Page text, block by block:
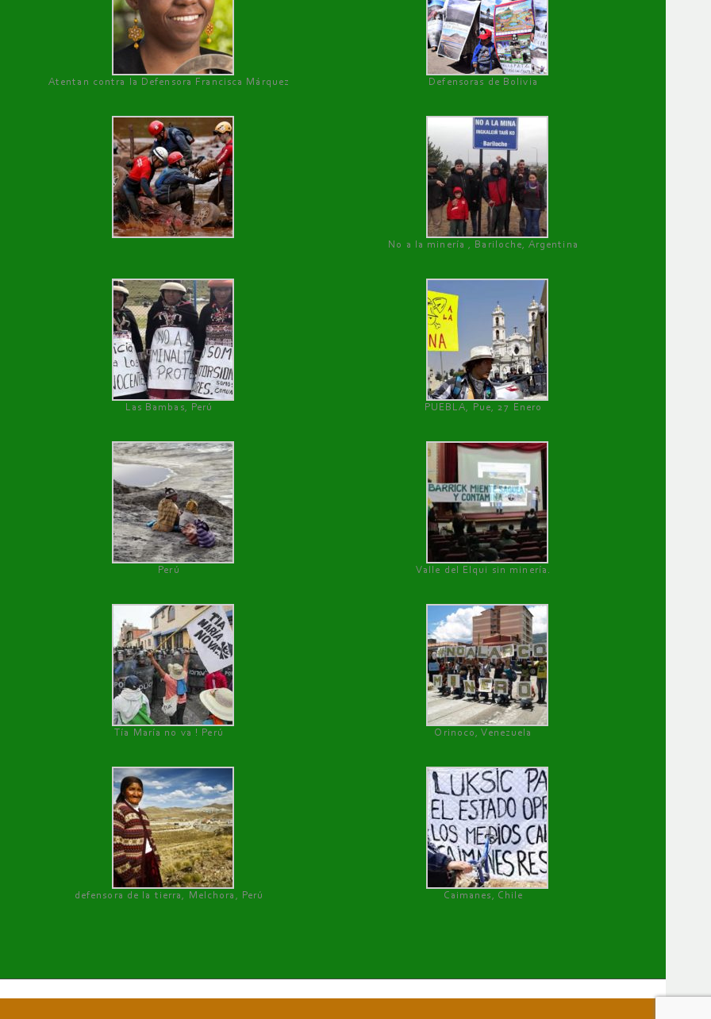
Atentan contra la Defensora Francisca Márquez Defensoras de Bolivia
No a la minería , Bariloche, Argentina
Las Bambas, Perú PUEBLA, Pue, 27 Enero
Perú Valle del Elqui sin minería.
Tía María no va ! Perú Orinoco, Venezuela
defensora de la tierra, Melchora, Perú Caimanes, Chile